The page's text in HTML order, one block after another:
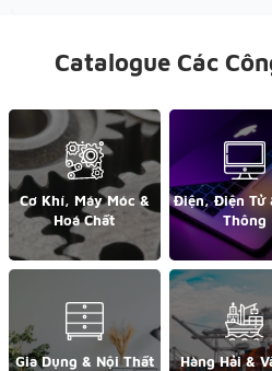
Catalogue Các
Cơ Khí, Máy Móc &
Hoá Chất
Điện, Điện Tử
Thông
Gia Dụng & Nội Thất Hàng Hải &